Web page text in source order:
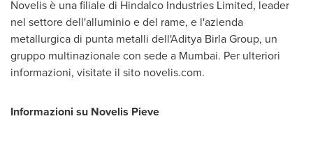
Novelis è una filiale di Hindalco Industries Limited, leader
nel settore dell'alluminio e del rame, e l'azienda
metallurgica di punta metalli dell'Aditya Birla Group, un
gruppo multinazionale con sede a Mumbai. Per ulteriori
informazioni, visitate il sito novelis.com.
Informazioni su Novelis Pieve